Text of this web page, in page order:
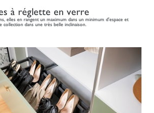
à réglette en verre
elles en rangent un maximum dans un minimum d'espace et
dans une très belle inclinaison.